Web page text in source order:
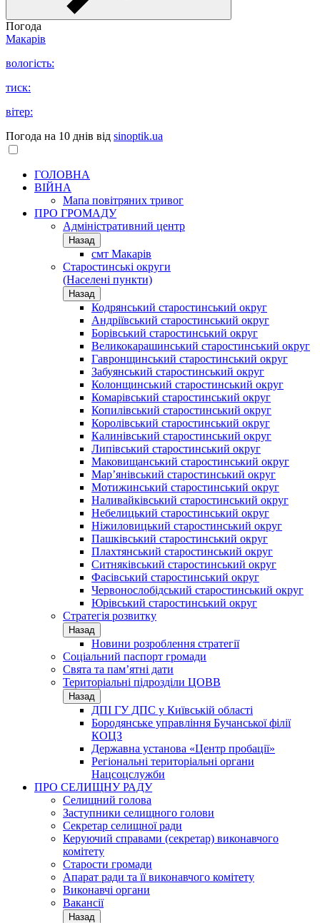
Погода
Макарів
вологість:
тиск:
вітер:
Погода на 10 днів від sinoptik.ua
ГОЛОВНА
ВІЙНА
Мапа повітряних тривог
ПРО ГРОМАДУ
Aдміністративний центр
Назад
смт Макарів
Старостинські округи
(Населені пункти)
Назад
Кодрянський старостинський округ
Андріївський старостинський округ
Борівський старостинський округ
Великокарашинський старостинський округ
Гавронщинський старостинський округ
Забуянський старостинський округ
Колонщинський старостинський округ
Комарівський старостинський округ
Копилівський старостинський округ
Королівський старостинський округ
Калинівський старостинський округ
Липівський старостинський округ
Маковищанський старостинський округ
Мар’янівський старостинський округ
Мотижинський старостинський округ
Наливайківський старостинський округ
Небелицький старостинський округ
Ніжиловицький старостинський округ
Пашківський старостинський округ
Плахтянський старостинський округ
Ситняківський старостинський округ
Фасівський старостинський округ
Червонослобідський старостинський округ
Юрівський старостинський округ
Стратегія розвитку
Назад
Новини розроблення стратегії
Соціальний паспорт громади
Свята та пам’ятні дати
Територіальні підрозділи ЦОВВ
Назад
ДПІ ГУ ДПС у Київській області
Бородянське управління Бучанської філії
КОЦЗ
Державна установа «Центр пробації»
Регіональні територіальні органи
Нацсоцслужби
ПРО СЕЛИЩНУ РАДУ
Селищний голова
Заступники селищного голови
Секретар селищної ради
Керуючий справами (секретар) виконавчого
комітету
Старости громади
Апарат ради та її виконавчого комітету
Виконавчі органи
Вакансії
Назад